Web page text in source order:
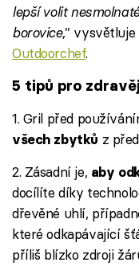
lepší volit
borovice,” vysvětluje
Outdoorchef.
5 tipů pro
1. Gril před
všech zbytků z
2. Zásadní je, aby
docílíte díky
dřevěné uhlí,
které odkapávající
příliš blízko zdroji